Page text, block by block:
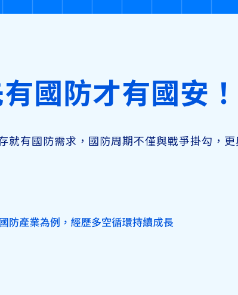
國防才有國安
就有國防需求，國防周期不僅與戰爭掛勾，